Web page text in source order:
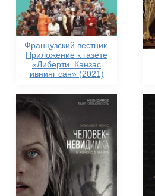
Французский вестник.
Приложение к газете
«Либерти. Канзас
ивнинг сан» (2021)